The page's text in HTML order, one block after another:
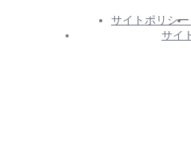
サイトポリシー
サイ